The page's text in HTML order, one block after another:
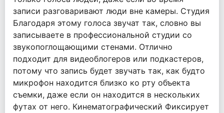
записи разговаривают люди вне камеры. Студия
Благодаря этому голоса звучат так, словно вы
записываете в профессиональной студии со
звукопоглощающими стенами. Отлично
подходит для видеоблогеров или подкастеров,
потому что запись будет звучать так, как будто
микрофон находится близко ко рту объекта
съемки, даже если он находится в нескольких
футах от него. Кинематографический Фиксирует